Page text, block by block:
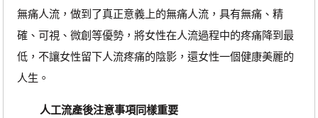
無痛人流，做到了真正意義上的無痛人流，具有無痛、精
確、可視、微創等優勢，將女性在人流過程中的疼痛降到最
低，不讓女性留下人流疼痛的陰影，還女性一個健康美麗的
人生。
人工流產後注意事項同樣重要